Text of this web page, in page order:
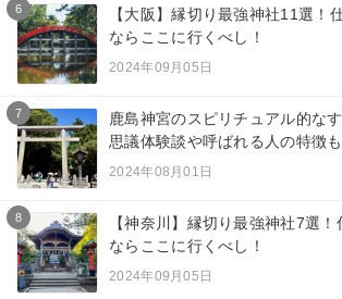
6
【大阪】縁切り最強神社11選！
ならここに行くべし！
2024年09月05日
7
鹿島神宮のスピリチュアル的な
思議体験談や呼ばれる人の特徴も
2024年08月01日
8
【神奈川】縁切り最強神社7選
ならここに行くべし！
2024年09月05日